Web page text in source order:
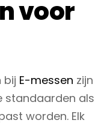
voor
bij E-messen zijn
standaarden als
worden. Elk